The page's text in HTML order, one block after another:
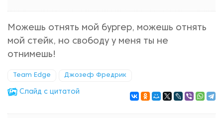
Можешь отнять мой бургер, можешь отнять
мой стейк, но свободу у меня ты не
отнимешь!
Team Edge Джозеф Фредрик
Cлайд с цитатой